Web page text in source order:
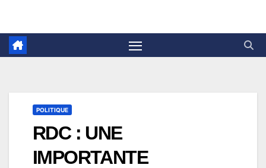
POLITIQUE
RDC : UNE
IMPORTANTE